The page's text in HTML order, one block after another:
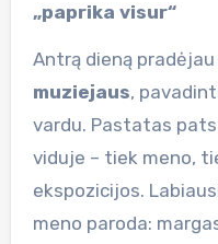
„paprika visur“
Antrą dieną pradėjau
muziejaus,
vardu. Pastatas
viduje – tiek meno,
ekspozicijos.
meno paroda: